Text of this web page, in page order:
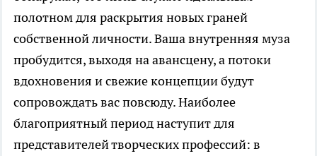
полотном для раскрытия новых граней
собственной личности. Ваша внутренняя муза
пробудится, выходя на авансцену, а потоки
вдохновения и свежие концепции будут
сопровождать вас повсюду. Наиболее
благоприятный период наступит для
представителей творческих профессий: в